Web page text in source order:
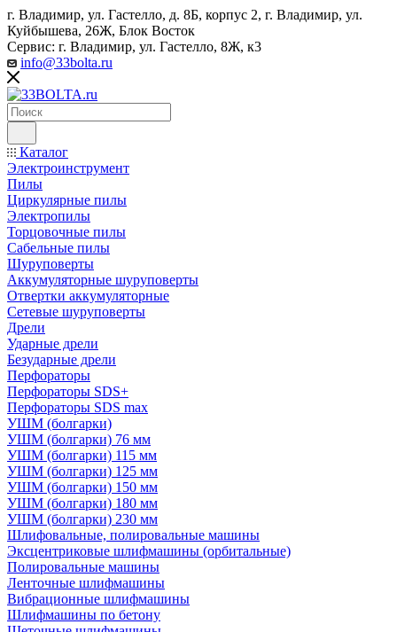
г. Владимир, ул. Гастелло, д. 8Б, корпус 2, г. Владимир, ул. ​
Куйбышева, 26Ж, Блок Восток
Сервис: г. Владимир, ул. Гастелло, 8Ж, к3
info@33bolta.ru
Каталог
Электроинструмент
Пилы
Циркулярные пилы
Электропилы
Торцовочные пилы
Сабельные пилы
Шуруповерты
Аккумуляторные шуруповерты
Отвертки аккумуляторные
Сетевые шуруповерты
Дрели
Ударные дрели
Безударные дрели
Перфораторы
Перфораторы SDS+
Перфораторы SDS max
УШМ (болгарки)
УШМ (болгарки) 76 мм
УШМ (болгарки) 115 мм
УШМ (болгарки) 125 мм
УШМ (болгарки) 150 мм
УШМ (болгарки) 180 мм
УШМ (болгарки) 230 мм
Шлифовальные, полировальные машины
Эксцентриковые шлифмашины (орбитальные)
Полировальные машины
Ленточные шлифмашины
Вибрационные шлифмашины
Шлифмашины по бетону